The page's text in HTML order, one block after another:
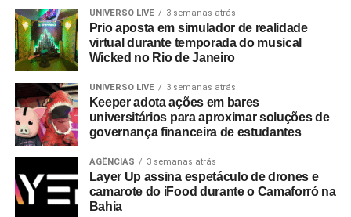
BMG, Banco Inter, Grupo Boticário, Suvinil, GOL,
Havaianas e MetLife, para seguir o ritmo do seu
crescimento, a EAÍ?! inicia o novo ciclo com a conquista
das contas da Camil (convenção anual e viagem de
incentivo) e da Seara (campanhas de engajamento
interno). Além da ampliação do escopo de atuação com a
Copa Energia (calendário nacional de eventos e trade
marketing) e com a Mondelez International (ecossistema
de campanhas de incentivo e viagens).
No último trimestre de 2026, a agência também assina a
UNIVERSO LIVE 3 semanas atrás
Prio aposta em simulador de realidade
virtual durante temporada do musical
Wicked no Rio de Janeiro
UNIVERSO LIVE 3 semanas atrás
Keeper adota ações em bares
universitários para aproximar soluções de
governança financeira de estudantes
AGÊNCIAS 3 semanas atrás
Layer Up assina espetáculo de drones e
camarote do iFood durante o Camaforró na
Bahia